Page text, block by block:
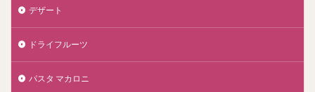
デザート
ドライフルーツ
パスタ マカロニ